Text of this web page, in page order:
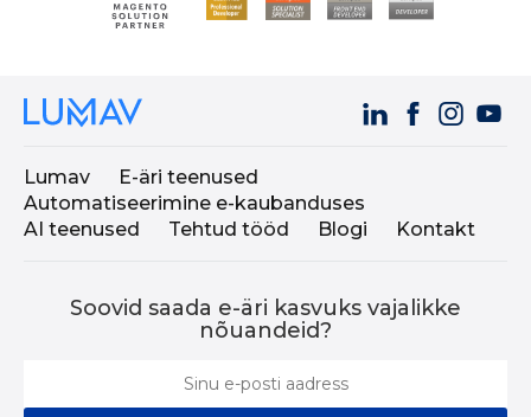
Lumav
E-äri teenused
Automatiseerimine e-kaubanduses
AI teenused
Tehtud tööd Blogi Kontakt
Soovid saada e-äri kasvuks vajalikke
nõuandeid?